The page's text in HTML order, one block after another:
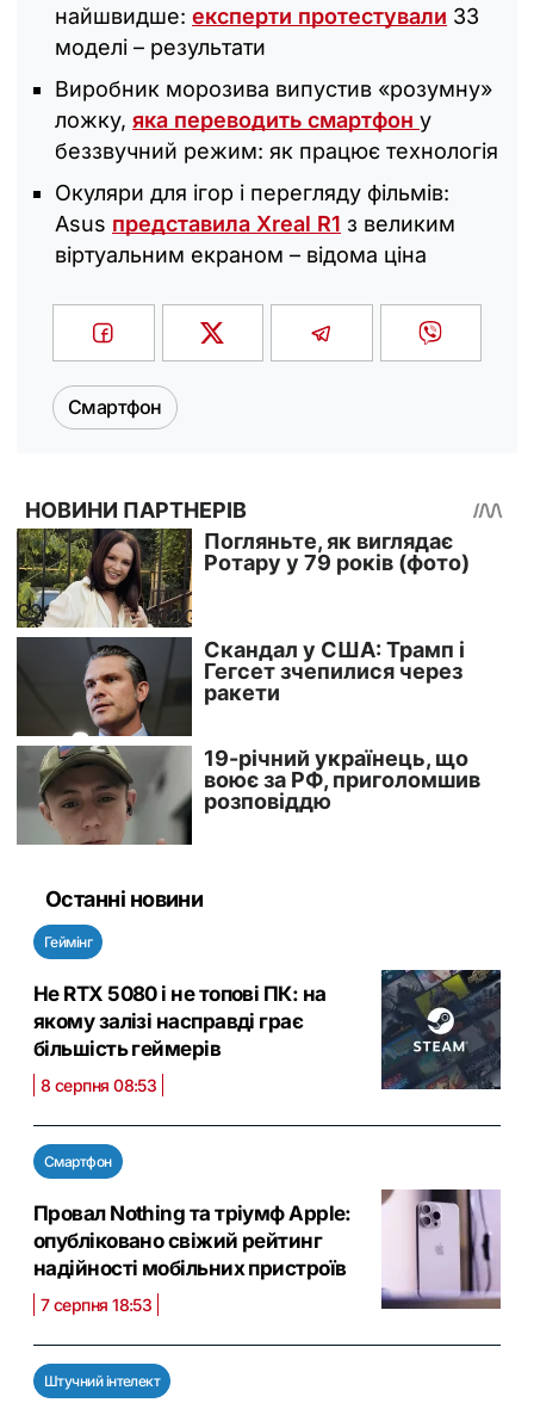
найшвидше: експерти протестували 33
моделі – результати
Виробник морозива випустив «розумну»
ложку, яка переводить смартфон у
беззвучний режим: як працює технологія
Окуляри для ігор і перегляду фільмів:
Asus представила Xreal R1 з великим
віртуальним екраном – відома ціна
Смартфон
Останні новини
Геймінг
Не RTX 5080 і не топові ПК: на
якому залізі насправді грає
більшість геймерів
8 серпня 08:53
Смартфон
Провал Nothing та тріумф Apple:
опубліковано свіжий рейтинг
надійності мобільних пристроїв
7 серпня 18:53
Штучний інтелект